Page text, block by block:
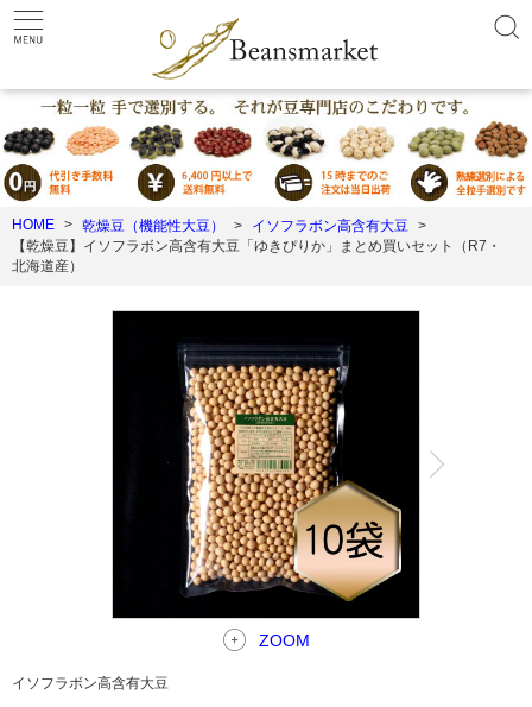
HOME 乾燥豆（機能性大豆）
イソフラボン高含有大豆
【乾燥豆】イソフラボン高含有大豆「ゆきぴりか」まとめ買いセット（R7・
北海道産）
ZOOM
イソフラボン高含有大豆